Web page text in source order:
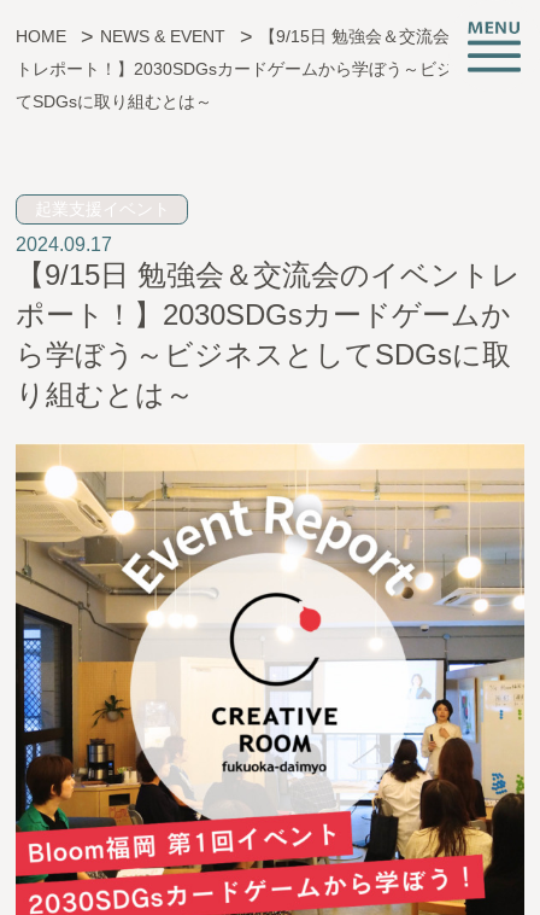
子育ても、仕事も、挑戦も。
CREATIVE ROOMとは
施設情報
支援サービス
託児・子育て支援
起業相談・支援
オフィス支援
イベント・お知らせ
アクセス
お問い合わせ
HOME NEWS & EVENT
【9/15日 勉強会＆交流会のイベン
トレポート！】2030SDGsカードゲームから学ぼう～ビジネスとし
てSDGsに取り組むとは～
起業支援イベント
2024.09.17
【9/15日 勉強会＆交流会のイベントレ
ポート！】2030SDGsカードゲームか
ら学ぼう～ビジネスとしてSDGsに取
り組むとは～